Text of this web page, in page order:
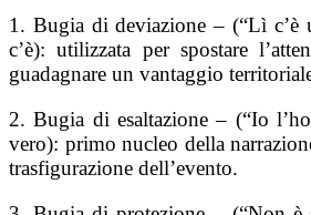
1. Bugia di deviazione – (“Lì c’è
c’è): utilizzata per spostare
guadagnare un vantaggio
2. Bugia di esaltazione – (“Io
vero): primo nucleo della
trasfigurazione dell’evento.